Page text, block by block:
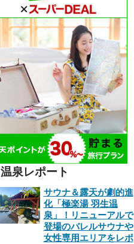
温泉レポート
サウナ＆露天が劇的進
化「極楽湯 羽生温
泉」！リニューアルで
登場のバレルサウナや
女性専用エリアをレポ